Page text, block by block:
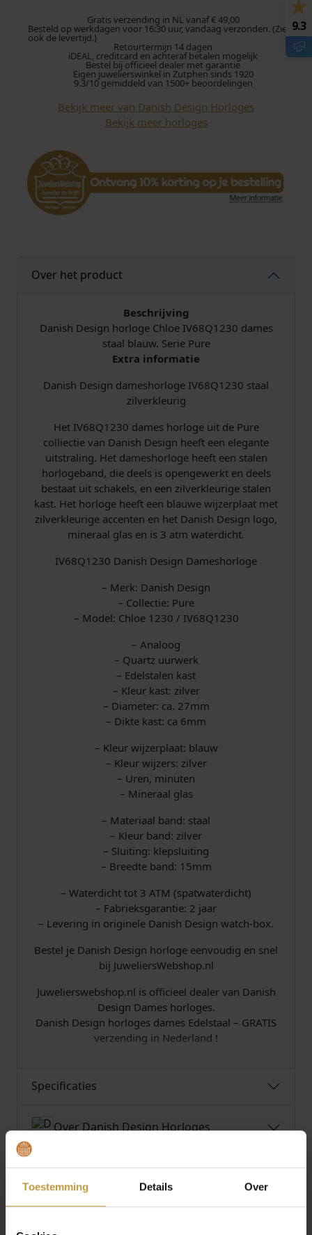
Toestemming Details Over
h
D
s
i
n
h
l
o
o
V
6
1
0
a
a
n
t
a
l
Gratis verzending in NL vanaf € 49,00
Besteld op werkdagen voor 16:30 uur, vandaag verzonden. (Zie
ook de levertijd.)
Retourtermijn 14 dagen
iDEAL, creditcard en achteraf betalen mogelijk
Bestel bij officieel dealer met garantie
Eigen juwelierswinkel in Zutphen sinds 1920
9.3/10 gemiddeld van 1500+ beoordelingen
Bekijk meer van Danish Design Horloges
Bekijk meer horloges
Over het product
Beschrijving
Danish Design horloge Chloe IV68Q1230 dames
staal blauw. Serie Pure
Extra informatie
Danish Design dameshorloge IV68Q1230 staal
zilverkleurig
Het IV68Q1230 dames horloge uit de Pure
colliectie van Danish Design heeft een elegante
uitstraling. Het dameshorloge heeft een stalen
horlogeband, die deels is opengewerkt en deels
bestaat uit schakels, en een zilverkleurige stalen
kast. Het horloge heeft een blauwe wijzerplaat met
zilverkleurige accenten en het Danish Design logo,
mineraal glas en is 3 atm waterdicht.
IV68Q1230 Danish Design Dameshorloge
– Merk: Danish Design
– Collectie: Pure
– Model: Chloe 1230 / IV68Q1230
– Analoog
– Quartz uurwerk
– Edelstalen kast
– Kleur kast: zilver
– Diameter: ca. 27mm
– Dikte kast: ca 6mm
– Kleur wijzerplaat: blauw
– Kleur wijzers: zilver
– Uren, minuten
– Mineraal glas
– Materiaal band: staal
– Kleur band: zilver
– Sluiting: klepsluiting
– Breedte band: 15mm
– Waterdicht tot 3 ATM (spatwaterdicht)
– Fabrieksgarantie: 2 jaar
– Levering in originele Danish Design watch-box.
Bestel je Danish Design horloge eenvoudig en snel
bij JuweliersWebshop.nl
Juwelierswebshop.nl is officieel dealer van Danish
Design Dames horloges.
Danish Design horloges dames Edelstaal – GRATIS
verzending in Nederland !
Specificaties
Over Danish Design Horloges
9.3